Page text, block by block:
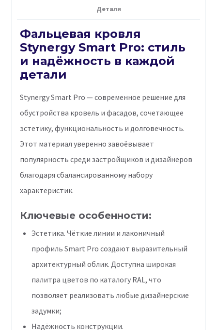
0,5
мм
RR
Детали
Фальцевая кровля
Stynergy Smart Pro: стиль
и надёжность в каждой
детали
Stynergy Smart Pro — современное решение для
обустройства кровель и фасадов, сочетающее
эстетику, функциональность и долговечность.
Этот материал уверенно завоёвывает
популярность среди застройщиков и дизайнеров
благодаря сбалансированному набору
характеристик.
Ключевые особенности:
Эстетика. Чёткие линии и лаконичный
профиль Smart Pro создают выразительный
архитектурный облик. Доступна широкая
палитра цветов по каталогу RAL, что
позволяет реализовать любые дизайнерские
задумки;
Надёжность конструкции.